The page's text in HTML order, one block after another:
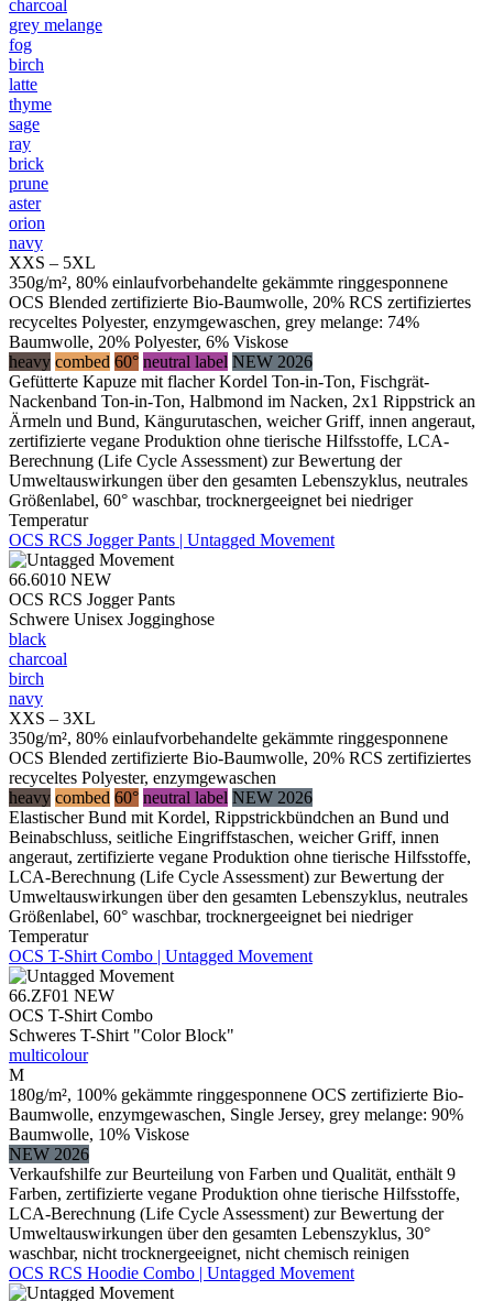
charcoal
grey melange
fog
birch
latte
thyme
sage
ray
brick
prune
aster
orion
navy
XXS – 5XL
350g/m², 80% einlaufvorbehandelte gekämmte ringgesponnene
OCS Blended zertifizierte Bio-Baumwolle, 20% RCS zertifiziertes
recyceltes Polyester, enzymgewaschen, grey melange: 74%
Baumwolle, 20% Polyester, 6% Viskose
heavy combed 60° neutral label NEW 2026
Gefütterte Kapuze mit flacher Kordel Ton-in-Ton, Fischgrät-
Nackenband Ton-in-Ton, Halbmond im Nacken, 2x1 Rippstrick an
Ärmeln und Bund, Kängurutaschen, weicher Griff, innen angeraut,
zertifizierte vegane Produktion ohne tierische Hilfsstoffe, LCA-
Berechnung (Life Cycle Assessment) zur Bewertung der
Umweltauswirkungen über den gesamten Lebenszyklus, neutrales
Größenlabel, 60° waschbar, trocknergeeignet bei niedriger
Temperatur
OCS RCS Jogger Pants | Untagged Movement
66.6010 NEW
OCS RCS Jogger Pants
Schwere Unisex Jogginghose
black
charcoal
birch
navy
XXS – 3XL
350g/m², 80% einlaufvorbehandelte gekämmte ringgesponnene
OCS Blended zertifizierte Bio-Baumwolle, 20% RCS zertifiziertes
recyceltes Polyester, enzymgewaschen
heavy combed 60° neutral label NEW 2026
Elastischer Bund mit Kordel, Rippstrickbündchen an Bund und
Beinabschluss, seitliche Eingriffstaschen, weicher Griff, innen
angeraut, zertifizierte vegane Produktion ohne tierische Hilfsstoffe,
LCA-Berechnung (Life Cycle Assessment) zur Bewertung der
Umweltauswirkungen über den gesamten Lebenszyklus, neutrales
Größenlabel, 60° waschbar, trocknergeeignet bei niedriger
Temperatur
OCS T-Shirt Combo | Untagged Movement
66.ZF01 NEW
OCS T-Shirt Combo
Schweres T-Shirt "Color Block"
multicolour
M
180g/m², 100% gekämmte ringgesponnene OCS zertifizierte Bio-
Baumwolle, enzymgewaschen, Single Jersey, grey melange: 90%
Baumwolle, 10% Viskose
NEW 2026
Verkaufshilfe zur Beurteilung von Farben und Qualität, enthält 9
Farben, zertifizierte vegane Produktion ohne tierische Hilfsstoffe,
LCA-Berechnung (Life Cycle Assessment) zur Bewertung der
Umweltauswirkungen über den gesamten Lebenszyklus, 30°
waschbar, nicht trocknergeeignet, nicht chemisch reinigen
OCS RCS Hoodie Combo | Untagged Movement